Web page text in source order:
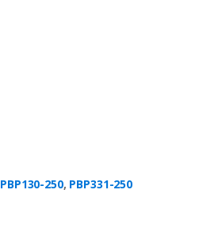
PBP130-250, PBP331-250